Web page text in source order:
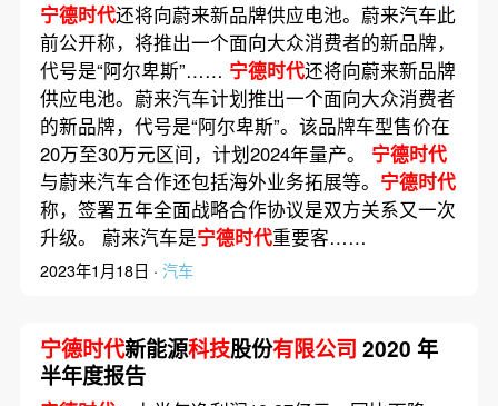
宁德时代还将向蔚来新品牌供应电池。蔚来汽车此
前公开称，将推出一个面向大众消费者的新品牌，
代号是“阿尔卑斯”…… 宁德时代还将向蔚来新品牌
供应电池。蔚来汽车计划推出一个面向大众消费者
的新品牌，代号是“阿尔卑斯”。该品牌车型售价在
20万至30万元区间，计划2024年量产。 宁德时代
与蔚来汽车合作还包括海外业务拓展等。 宁德时代
称，签署五年全面战略合作协议是双方关系又一次
升级。 蔚来汽车是宁德时代重要客……
2023年1月18日 · 汽车
宁德时代新能源科技股份有限公司 2020 年
半年度报告